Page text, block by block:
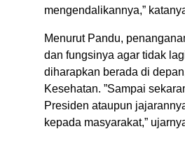
mengendalikannya,”
Menurut Pandu,
dan fungsinya agar tidak
diharapkan berada di
Kesehatan. ”Sampai
Presiden ataupun
kepada masyarakat,”